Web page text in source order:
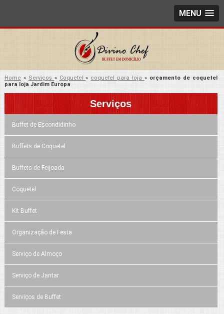
MENU
Home » Serviços » Coquetel» coquetel para loja » orçamento de coquetel
para loja Jardim Europa
Serviços
Buffet de Escondidinho
Buffets de Coquetel
Buffets de Feijoada
Coquetel
Kit Buffet
Organização de Festa
Serviço de Almoço
Serviço de Jantar
Serviços de Buffet